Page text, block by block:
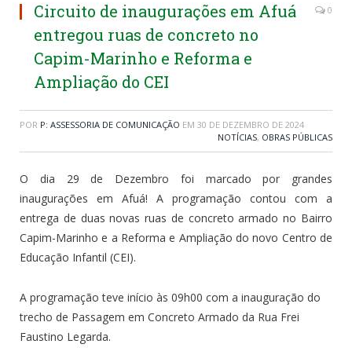
Circuito de inaugurações em Afuá
entregou ruas de concreto no
Capim-Marinho e Reforma e
Ampliação do CEI
0
POR P: ASSESSORIA DE COMUNICAÇÃO EM 30 DE DEZEMBRO DE 2024
NOTÍCIAS, OBRAS PÚBLICAS
O dia 29 de Dezembro foi marcado por grandes
inaugurações em Afuá! A programação contou com a
entrega de duas novas ruas de concreto armado no Bairro
Capim-Marinho e a Reforma e Ampliação do novo Centro de
Educação Infantil (CEI).
A programação teve início às 09h00 com a inauguração do
trecho de Passagem em Concreto Armado da Rua Frei
Faustino Legarda.